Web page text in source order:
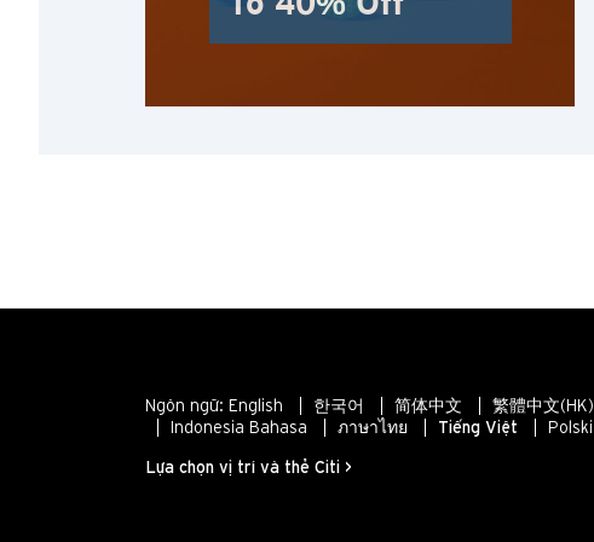
Ngôn ngữ: English 한국어 简体中文 繁體中文(HK)
Indonesia Bahasa
ภาษาไทย Tiếng Việt Polski
Lựa chọn vị trí và thẻ Citi >